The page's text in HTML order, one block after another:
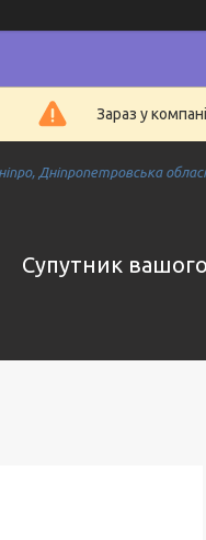
Зараз у
Дніпропетровська
Супутник